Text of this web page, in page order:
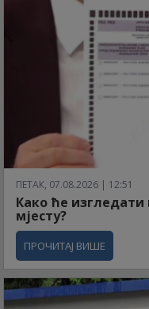
ПЕТАК, 07.08.2026 | 12:51
Како ће
мјесту?
ПРОЧИТАЈ ВИШЕ